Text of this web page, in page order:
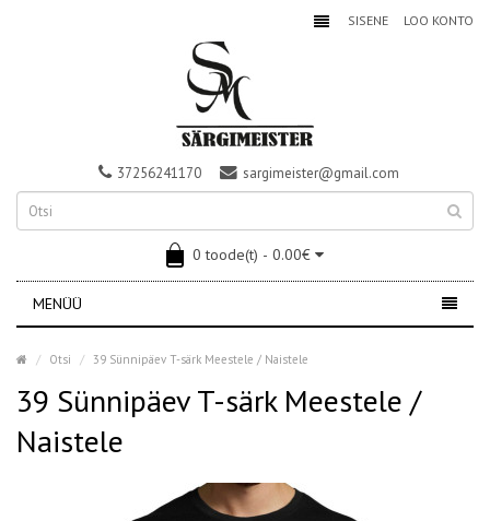
SISENE LOO KONTO
37256241170 sargimeister@gmail.com
0 toode(t) - 0.00€
MENÜÜ
Otsi 39 Sünnipäev T-särk Meestele / Naistele
39 Sünnipäev T-särk Meestele /
Naistele